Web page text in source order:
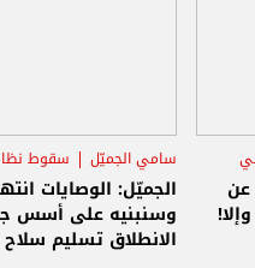
عن
سامي الجميّل سقوط
الجميّل: الوصايات
وسنبنيه على أسس
الانطلاق تسليم